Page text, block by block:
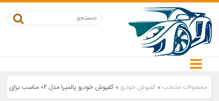
محصولات منتخب » کفپوش خودرو »کفپوش خودرو پالمیرا مدل 02 مناسب برای رنو L90